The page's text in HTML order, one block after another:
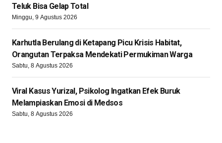
Teluk Bisa Gelap Total
Minggu, 9 Agustus 2026
Karhutla Berulang di Ketapang Picu Krisis Habitat,
Orangutan Terpaksa Mendekati Permukiman Warga
Sabtu, 8 Agustus 2026
Viral Kasus Yurizal, Psikolog Ingatkan Efek Buruk
Melampiaskan Emosi di Medsos
Sabtu, 8 Agustus 2026